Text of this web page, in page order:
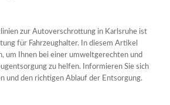
zur Autoverschrottung in Karlsruhe ist
für Fahrzeughalter. In diesem Artikel
um Ihnen bei einer umweltgerechten und
zu helfen. Informieren Sie sich
und den richtigen Ablauf der Entsorgung.